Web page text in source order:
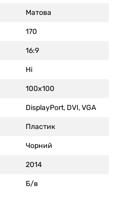
Матова
170
16:9
Ні
100x100
DisplayPort, DVI, VGA
Пластик
Чорний
2014
Б/в